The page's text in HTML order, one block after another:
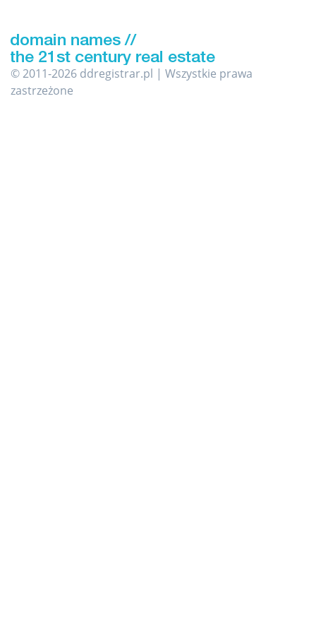
© 2011-2026 ddregistrar.pl | Wszystkie prawa
zastrzeżone